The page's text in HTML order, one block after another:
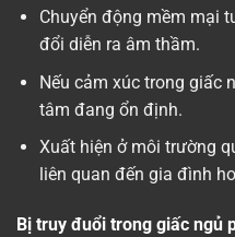
Chuyển động mềm mại
đổi diễn ra âm thầm.
Nếu cảm xúc trong giấc
tâm đang ổn định.
Xuất hiện ở môi trường
liên quan đến gia đình
Bị truy đuổi trong giấc ngủ